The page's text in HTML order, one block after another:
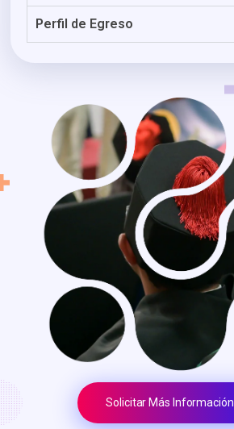
Perfil de Egreso
Solicitar Más Información